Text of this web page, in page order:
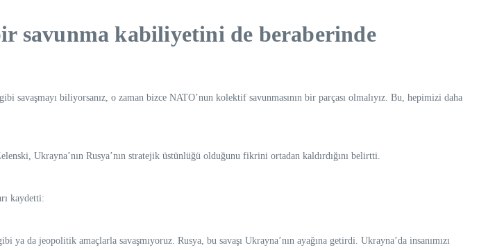
savunma kabiliyetini de beraberinde
biliyorsanız, o zaman bizce NATO’nun kolektif savunmasının bir parçası olmalıyız. Bu, hepimizi daha
Ukrayna’nın Rusya’nın stratejik üstünlüğü olduğunu fikrini ortadan kaldırdığını belirtti.
kaydetti:
da jeopolitik amaçlarla savaşmıyoruz. Rusya, bu savaşı Ukrayna’nın ayağına getirdi. Ukrayna’da insanımızı